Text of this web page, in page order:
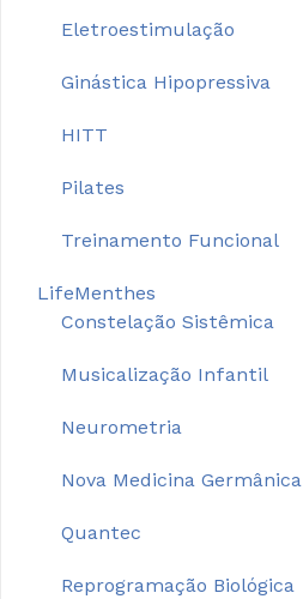
Eletroestimulação
Ginástica Hipopressiva
HITT
Pilates
Treinamento Funcional
LifeMenthes
Constelação Sistêmica
Musicalização Infantil
Neurometria
Nova Medicina Germânica
Quantec
Reprogramação Biológica